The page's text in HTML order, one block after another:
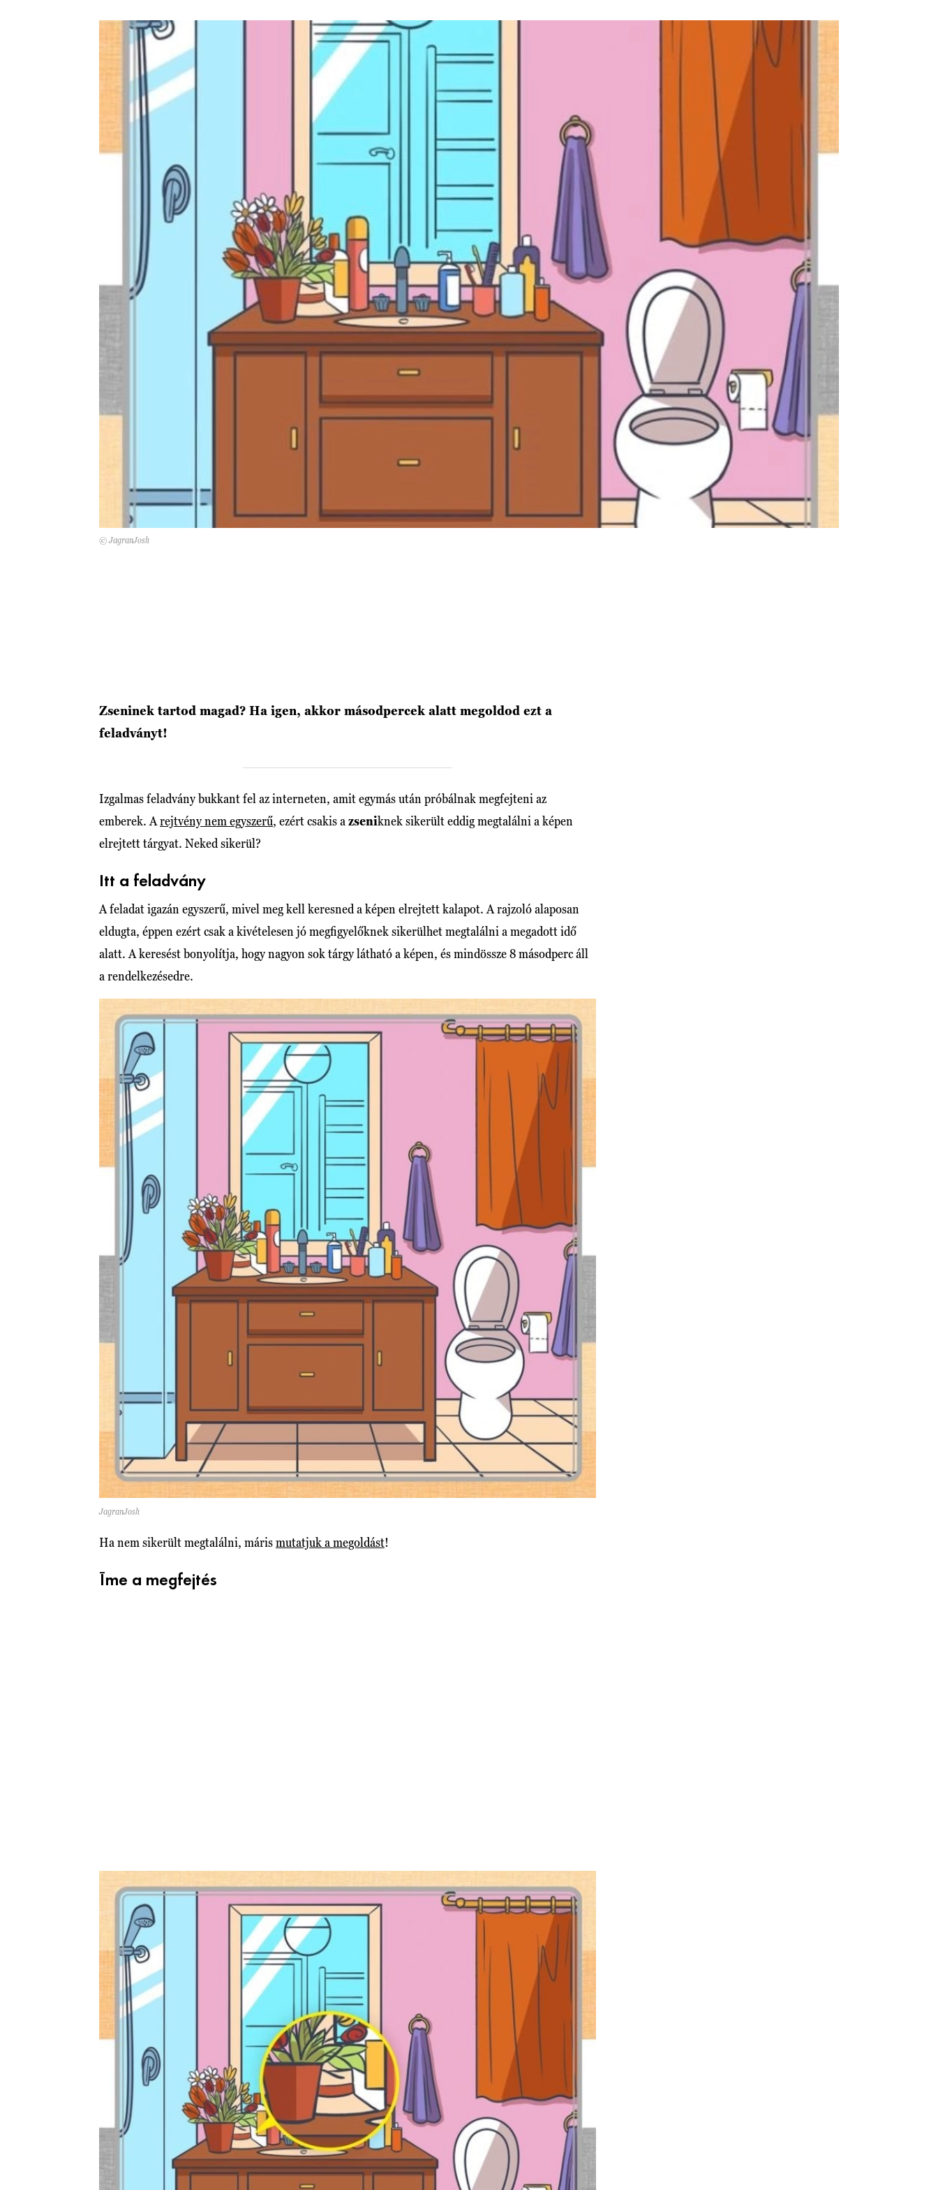
© JagranJosh
Zseninek tartod magad? Ha igen, akkor másodpercek alatt megoldod ezt a
feladványt!
Izgalmas feladvány bukkant fel az interneten, amit egymás után próbálnak megfejteni az
emberek. Arejtvény nem egyszerű, ezért csakis a zseniknek sikerült eddig megtalálni a képen
elrejtett tárgyat. Neked sikerül?
Itt a feladvány
A feladat igazán egyszerű, mivel meg kell keresned a képen elrejtett kalapot. A rajzoló alaposan
eldugta, éppen ezért csak a kivételesen jó megfigyelőknek sikerülhet megtalálni a megadott idő
alatt. A keresést bonyolítja, hogy nagyon sok tárgy látható a képen, és mindössze 8 másodperc áll
a rendelkezésedre.
JagranJosh
Ha nem sikerült megtalálni, márismutatjuk a megoldást!
Íme a megfejtés